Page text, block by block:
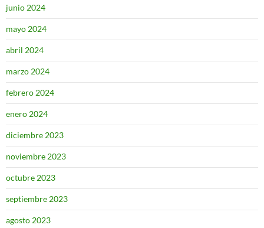
junio 2024
mayo 2024
abril 2024
marzo 2024
febrero 2024
enero 2024
diciembre 2023
noviembre 2023
octubre 2023
septiembre 2023
agosto 2023